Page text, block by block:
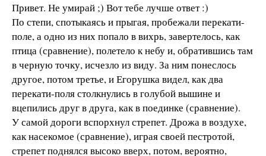
Привет. Не умирай ;) Вот тебе лучше ответ :)
По степи, спотыкаясь и прыгая, пробежали перекати-
поле, а одно из них попало в вихрь, завертелось, как
птица (сравнение), полетело к небу и, обратившись там
в черную точку, исчезло из виду. За ним понеслось
другое, потом третье, и Егорушка видел, как два
перекати-поля столкнулись в голубой вышине и
вцепились друг в друга, как в поединке (сравнение).
У самой дороги вспорхнул стрепет. Дрожа в воздухе,
как насекомое (сравнение), играя своей пестротой,
стрепет поднялся высоко вверх, потом, вероятно,